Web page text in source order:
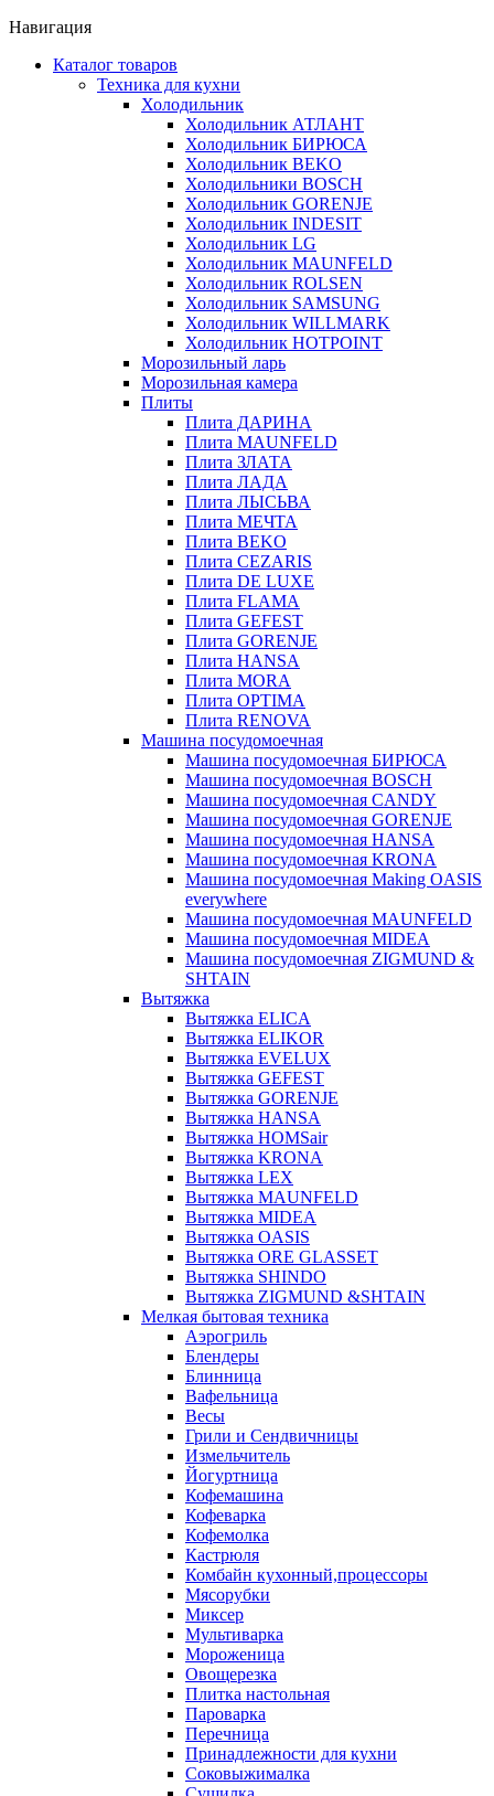
Навигация
Каталог товаров
Техника для кухни
Холодильник
Холодильник АТЛАНТ
Холодильник БИРЮСА
Холодильник BEKO
Холодильники BOSCH
Холодильник GORENJE
Холодильник INDESIT
Холодильник LG
Холодильник MAUNFELD
Холодильник ROLSEN
Холодильник SAMSUNG
Холодильник WILLMARK
Холодильник HOTPOINT
Морозильный ларь
Морозильная камера
Плиты
Плита ДАРИНА
Плита MAUNFELD
Плита ЗЛАТА
Плита ЛАДА
Плита ЛЫСЬВА
Плита МЕЧТА
Плита BEKO
Плита CEZARIS
Плита DE LUXE
Плита FLAMA
Плита GEFEST
Плита GORENJE
Плита HANSA
Плита MORA
Плита OPTIMA
Плита RENOVA
Машина посудомоечная
Машина посудомоечная БИРЮСА
Машина посудомоечная BOSCH
Машина посудомоечная CANDY
Машина посудомоечная GORENJE
Машина посудомоечная HANSA
Машина посудомоечная KRONA
Машина посудомоечная Making OASIS
everywhere
Машина посудомоечная MAUNFELD
Машина посудомоечная MIDEA
Машина посудомоечная ZIGMUND &
SHTAIN
Вытяжка
Вытяжка ELICA
Вытяжка ELIKOR
Вытяжка EVELUX
Вытяжка GEFEST
Вытяжка GORENJE
Вытяжка HANSA
Вытяжка HOMSair
Вытяжка KRONA
Вытяжка LEX
Вытяжка MAUNFELD
Вытяжка MIDEA
Вытяжка OASIS
Вытяжка ORE GLASSET
Вытяжка SHINDO
Вытяжка ZIGMUND &SHTAIN
Мелкая бытовая техника
Аэрогриль
Блендеры
Блинница
Вафельница
Весы
Грили и Сендвичницы
Измельчитель
Йогуртница
Кофемашина
Кофеварка
Кофемолка
Кастрюля
Комбайн кухонный,процессоры
Мясорубки
Миксер
Мультиварка
Мороженица
Овощерезка
Плитка настольная
Пароварка
Перечница
Принадлежности для кухни
Соковыжималка